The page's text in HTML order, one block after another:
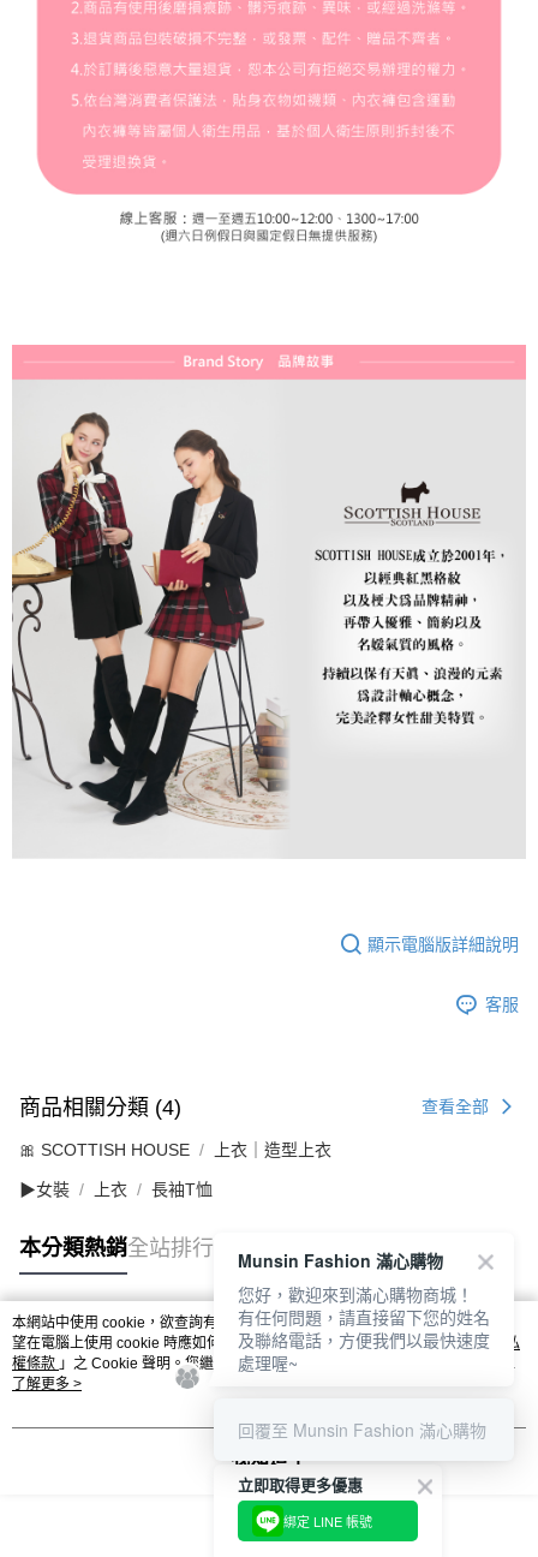
顯示電腦版詳細說明
客服
商品相關分類 (4) 查看全部
🎀 SCOTTISH HOUSE 上衣｜造型上衣
▶女裝 上衣 長袖T恤
本分類熱銷全站排行
熱門標籤
本網站中使用 cookie，欲查詢有關本網站使用 cookie 方式之詳情，及若您不希
望在電腦上使用 cookie 時應如何變更電腦的 cookie 設定，請參閱本網站「
隱私
權條款 」之 Cookie 聲明。您繼續使用本網站即表示您同意本公司得按本網站使
用條款之 Cookie 聲明使用 cookie。
了解更多 >
我知道了
立即取得更多優惠
綁定 LINE 帳號
Munsin Fashion 滿心購物
您好，歡迎來到滿心購物商城！
有任何問題，請直接留下您的姓名
及聯絡電話，方便我們以最快速度
處理喔~
回覆至 Munsin Fashion 滿心購物